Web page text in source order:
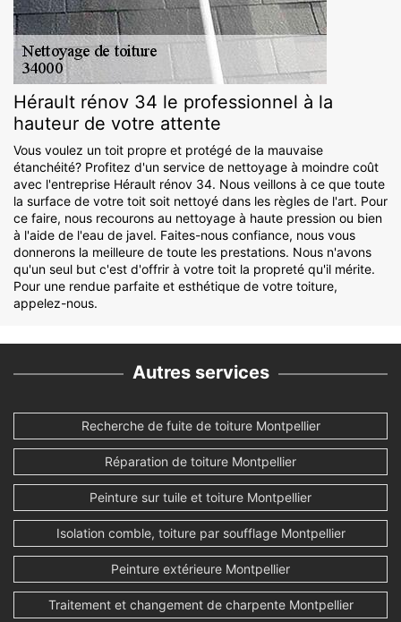
Hérault rénov 34 le professionnel à la
hauteur de votre attente
Vous voulez un toit propre et protégé de la mauvaise
étanchéité? Profitez d'un service de nettoyage à moindre coût
avec l'entreprise Hérault rénov 34. Nous veillons à ce que toute
la surface de votre toit soit nettoyé dans les règles de l'art. Pour
ce faire, nous recourons au nettoyage à haute pression ou bien
à l'aide de l'eau de javel. Faites-nous confiance, nous vous
donnerons la meilleure de toute les prestations. Nous n'avons
qu'un seul but c'est d'offrir à votre toit la propreté qu'il mérite.
Pour une rendue parfaite et esthétique de votre toiture,
appelez-nous.
Autres services
Recherche de fuite de toiture Montpellier
Réparation de toiture Montpellier
Peinture sur tuile et toiture Montpellier
Isolation comble, toiture par soufflage Montpellier
Peinture extérieure Montpellier
Traitement et changement de charpente Montpellier